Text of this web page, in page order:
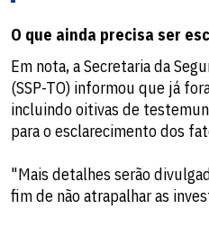
O que ainda precisa ser
Em nota, a Secretaria da
(SSP-TO) informou que já
incluindo oitivas de
para o esclarecimento dos
"Mais detalhes serão
fim de não atrapalhar as